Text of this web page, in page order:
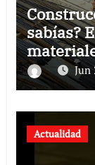
sabías?
Jun
Actualidad